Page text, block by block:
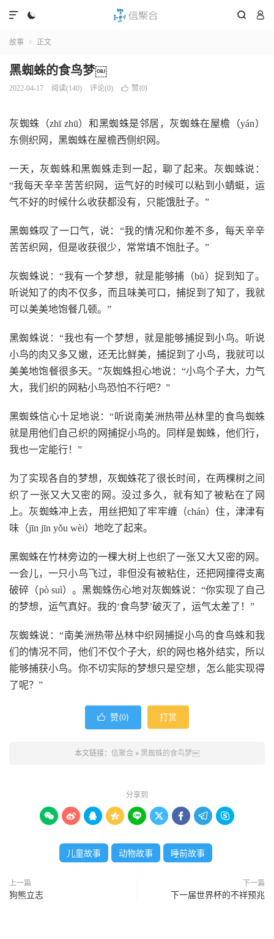
  

故事  正文
黑蜘蛛的食鸟梦￼
2022-04-17 阅读(140) 评论(0)  赞(0)
灰蜘蛛（zhī zhū）和黑蜘蛛是邻居，灰蜘蛛在屋檐（yán）
东侧织网，黑蜘蛛在屋檐西侧织网。
一天，灰蜘蛛和黑蜘蛛走到一起，聊了起来。灰蜘蛛说：
“我每天辛辛苦苦织网，运气好的时候可以粘到小蜻蜓，运
气不好的时候什么收获都没有，只能饿肚子。”
黑蜘蛛叹了一口气，说：“我的情况和你差不多，每天辛辛
苦苦织网，但是收获很少，常常填不饱肚子。”
灰蜘蛛说：“我有一个梦想，就是能够捕（bǔ）捉到知了。
听说知了的肉不仅多，而且味美可口，捕捉到了知了，我就
可以美美地饱餐几顿。”
黑蜘蛛说：“我也有一个梦想，就是能够捕捉到小鸟。听说
小鸟的肉又多又嫩，还无比鲜美，捕捉到了小鸟，我就可以
美美地饱餐很多天。”灰蜘蛛担心地说：“小鸟个子大，力气
大，我们织的网粘小鸟恐怕不行吧？”
黑蜘蛛信心十足地说：“听说南美洲热带丛林里的食鸟蜘蛛
就是用他们自己织的网捕捉小鸟的。同样是蜘蛛，他们行，
我也一定能行！”
为了实现各自的梦想，灰蜘蛛花了很长时间，在两棵树之间
织了一张又大又密的网。没过多久，就有知了被粘在了网
上。灰蜘蛛冲上去，用丝把知了牢牢缠（chán）住，津津有
味（jīn jīn yǒu wèi）地吃了起来。
黑蜘蛛在竹林旁边的一棵大树上也织了一张又大又密的网。
一会儿，一只小鸟飞过，非但没有被粘住，还把网撞得支离
破碎（pò suì）。黑蜘蛛伤心地对灰蜘蛛说：“你实现了自己
的梦想，运气真好。我的‘食鸟梦’破灭了，运气太差了！”
灰蜘蛛说：“南美洲热带丛林中织网捕捉小鸟的食鸟蛛和我
们的情况不同，他们不仅个子大，织的网也格外结实，所以
能够捕获小鸟。你不切实际的梦想只是空想，怎么能实现得
了呢？”
 赞(0) 打赏
本文链接： 信聚合 » 黑蜘蛛的食鸟梦￼
分享到
        
儿童故事 动物故事 睡前故事
上一篇
狗熊立志
下一篇
下一届世界杯的不祥预兆